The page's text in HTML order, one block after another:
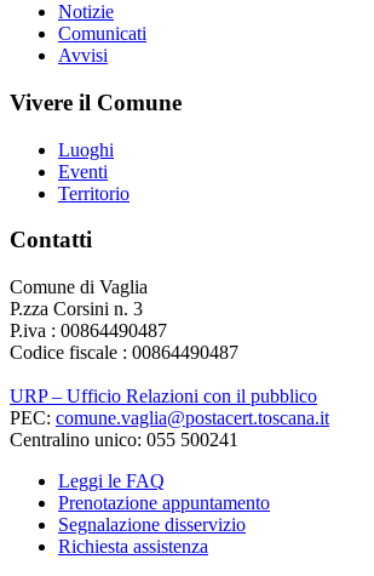
Notizie
Comunicati
Avvisi
Vivere il Comune
Luoghi
Eventi
Territorio
Contatti
Comune di Vaglia
P.zza Corsini n. 3
P.iva : 00864490487
Codice fiscale : 00864490487
URP – Ufficio Relazioni con il pubblico
PEC: comune.vaglia@postacert.toscana.it
Centralino unico: 055 500241
Leggi le FAQ
Prenotazione appuntamento
Segnalazione disservizio
Richiesta assistenza